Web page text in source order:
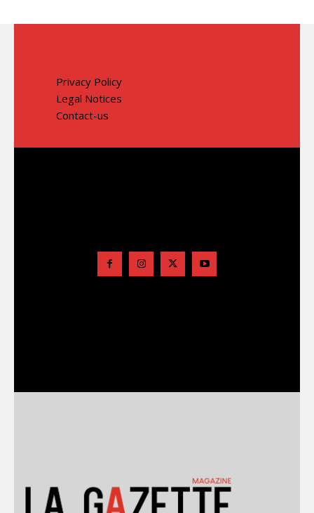
Privacy Policy
Legal Notices
Contact-us